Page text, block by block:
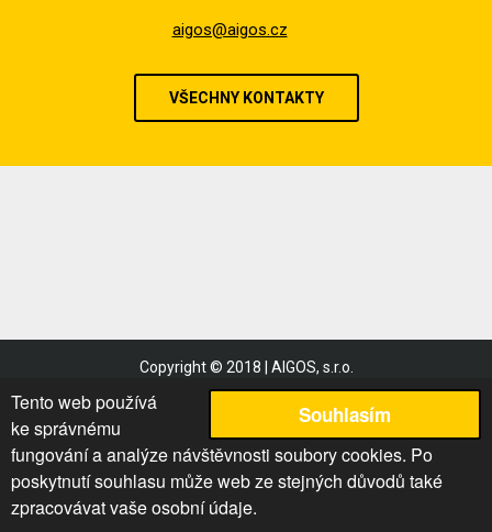
Souhlasím
Tento web používá
ke správnému
fungování a analýze návštěvnosti soubory cookies. Po
poskytnutí souhlasu může web ze stejných důvodů také
zpracovávat vaše osobní údaje.
aigos@aigos.cz
VŠECHNY KONTAKTY
Copyright © 2018 | AIGOS, s.r.o.
Obchodní podmínky
Reklamační řád
Podmínky užití
Mapa stránek